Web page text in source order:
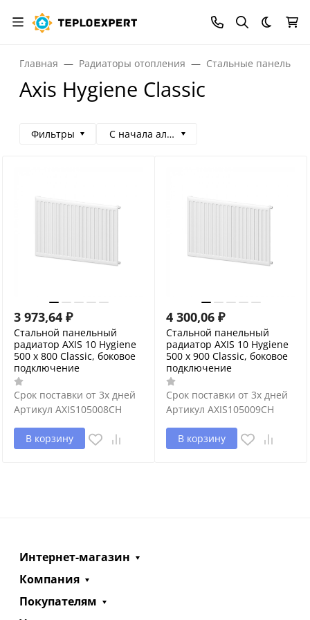
Темная
Главная Радиаторы отопления Стальные
Axis Hygiene Classic
Фильтры С начала алфавита
3 973,64 ₽
Стальной панельный
радиатор AXIS 10 Hygiene
500 x 800 Classic, боковое
подключение
Срок поставки от 3х дней
Артикул AXIS105008CH
В корзину
4 300,06 ₽
Стальной панельный
радиатор AXIS 10 Hygiene
500 x 900 Classic, боковое
подключение
Срок поставки от 3х дней
Артикул AXIS105009CH
В корзину
Интернет-магазин
Компания
Покупателям